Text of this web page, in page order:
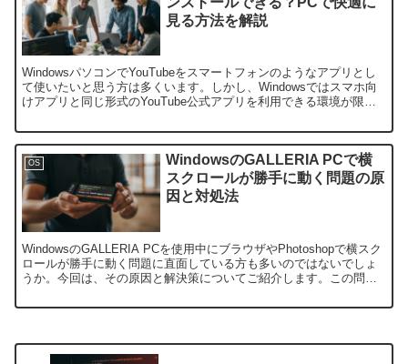
見る方法を解説
WindowsパソコンでYouTubeをスマートフォンのようなアプリとし
て使いたいと思う方は多くいます。しかし、Windowsではスマホ向
けアプリと同じ形式のYouTube公式アプリを利用できる環境が限ら
OS
WindowsのGALLERIA PCで横
スクロールが勝手に動く問題の原
因と対処法
WindowsのGALLERIA PCを使用中にブラウザやPhotoshopで横スク
ロールが勝手に動く問題に直面している方も多いのではないでしょ
うか。今回は、その原因と解決策についてご紹介します。この問題